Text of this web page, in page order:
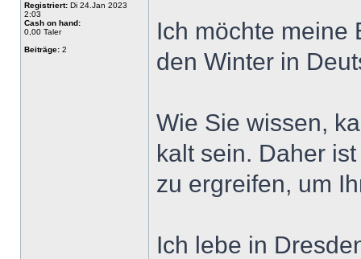
Registriert: Di 24.Jan 2023
2:03
Cash on hand:
0,00 Taler
Beiträge: 2
Ich möchte meine
den Winter in
Wie Sie wissen,
kalt sein. Daher
zu ergreifen, um
Ich lebe in